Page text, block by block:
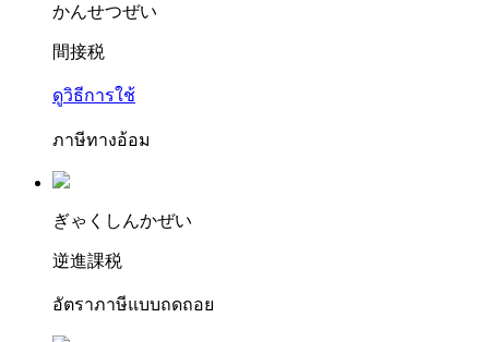
かんせつぜい
間接税
ดูวิธีการใช้
ภาษีทางอ้อม
ぎゃ くしんかぜい
逆進課税
อัตราภาษีแบบถดถอย